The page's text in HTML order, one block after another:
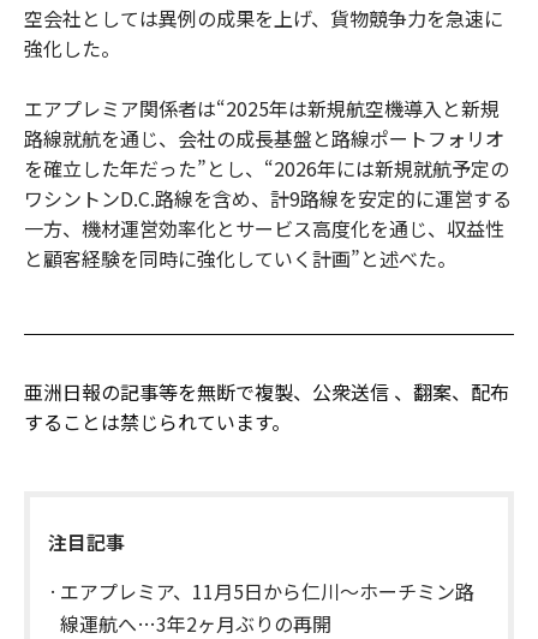
空会社としては異例の成果を上げ、貨物競争力を急速に
強化した。
エアプレミア関係者は“2025年は新規航空機導入と新規
路線就航を通じ、会社の成長基盤と路線ポートフォリオ
を確立した年だった”とし、“2026年には新規就航予定の
ワシントンD.C.路線を含め、計9路線を安定的に運営する
一方、機材運営効率化とサービス高度化を通じ、収益性
と顧客経験を同時に強化していく計画”と述べた。
亜洲日報の記事等を無断で複製、公衆送信 、翻案、配布
することは禁じられています。
注目記事
エアプレミア、11月5日から仁川〜ホーチミン路
線運航へ…3年2ヶ月ぶりの再開